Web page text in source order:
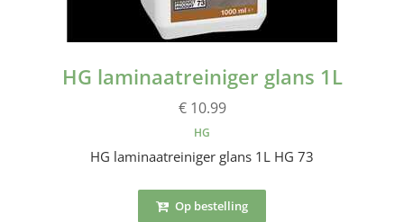
HG laminaatreiniger glans 1L
€ 10.99
HG
HG laminaatreiniger glans 1L HG 73
Op bestelling